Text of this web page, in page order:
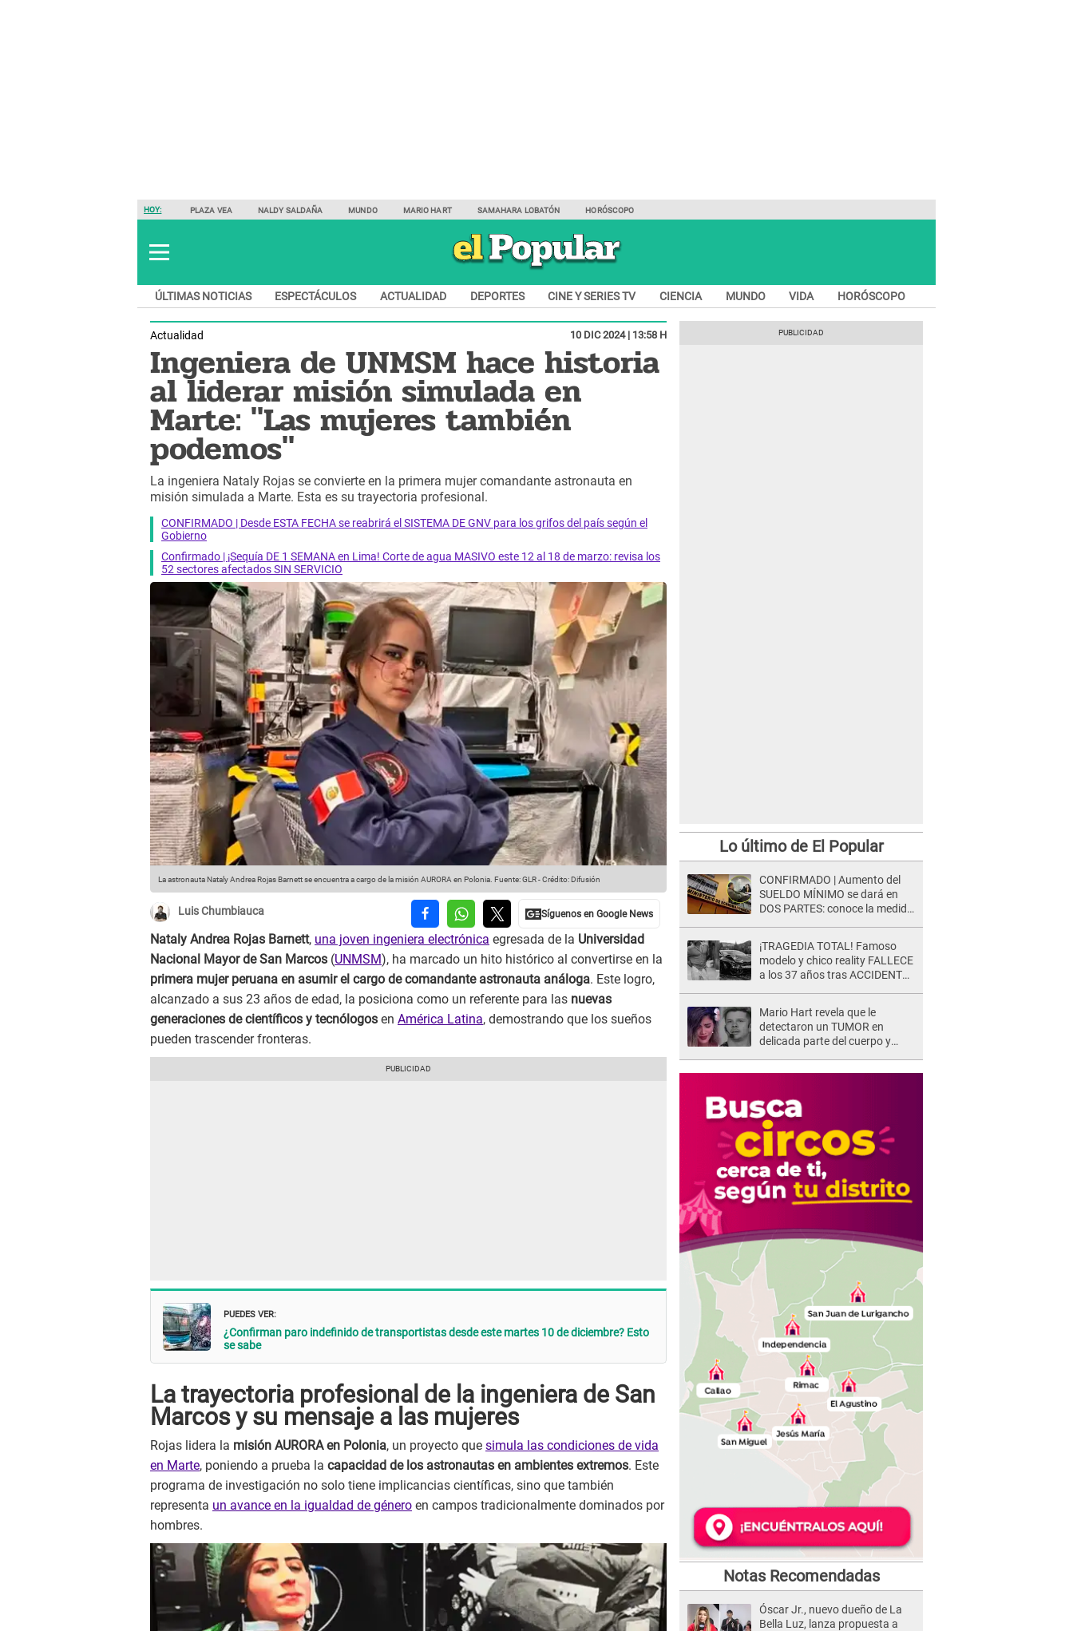
HOY: PLAZA VEA NALDY SALDAÑA MUNDO MARIO HART SAMAHARA LOBATÓN HORÓSCOPO
ÚLTIMAS NOTICIAS ESPECTÁCULOS ACTUALIDAD DEPORTES CINE Y SERIES TV CIENCIA MUNDO VIDA HORÓSCOPO
Actualidad 10 DIC 2024 | 13:58 H
Ingeniera de UNMSM hace historia
al liderar misión simulada en
Marte: "Las mujeres también
podemos"
La ingeniera Nataly Rojas se convierte en la primera mujer comandante astronauta en
misión simulada a Marte. Esta es su trayectoria profesional.
CONFIRMADO | Desde ESTA FECHA se reabrirá el SISTEMA DE GNV para los grifos del país según el
Gobierno
Confirmado | ¡Sequía DE 1 SEMANA en Lima! Corte de agua MASIVO este 12 al 18 de marzo: revisa los
52 sectores afectados SIN SERVICIO
La astronauta Nataly Andrea Rojas Barnett se encuentra a cargo de la misión AURORA en Polonia. Fuente: GLR-Crédito: Difusión
Luis Chumbiauca
Nataly Andrea Rojas Barnett, una joven ingeniera electrónica egresada de la Universidad
Nacional Mayor de San Marcos (UNMSM), ha marcado un hito histórico al convertirse en la
primera mujer peruana en asumir el cargo de comandante astronauta análoga. Este logro,
alcanzado a sus 23 años de edad, la posiciona como un referente para las nuevas
generaciones de científicos y tecnólogos en América Latina, demostrando que los sueños
pueden trascender fronteras.
PUEDES VER:
¿Confirman paro indefinido de transportistas desde este martes 10 de diciembre? Esto
se sabe
La trayectoria profesional de la ingeniera de San
Marcos y su mensaje a las mujeres
Rojas lidera la misión AURORA en Polonia, un proyecto que simula las condiciones de vida
en Marte, poniendo a prueba la capacidad de los astronautas en ambientes extremos. Este
programa de investigación no solo tiene implicancias científicas, sino que también
representa un avance en la igualdad de género en campos tradicionalmente dominados por
hombres.
Lo último de El Popular
CONFIRMADO | Aumento del
SUELDO MÍNIMO se dará en
DOS PARTES: conoce la medida
¡TRAGEDIA TOTAL! Famoso
modelo y chico reality FALLECE
a los 37 años tras ACCIDENTE
Mario Hart revela que le
detectaron un TUMOR en
delicada parte del cuerpo y
Notas Recomendadas
Óscar Jr., nuevo dueño de La
Bella Luz, lanza propuesta a